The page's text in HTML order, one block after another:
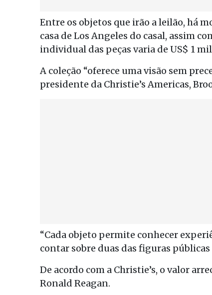
Entre os objetos que irão a leilão, há
casa de Los Angeles do casal, assim
individual das peças varia de US$ 1
A coleção “oferece uma visão sem
presidente da Christie’s Americas,
“Cada objeto permite conhecer
contar sobre duas das figuras
De acordo com a Christie’s, o valor
Ronald Reagan.